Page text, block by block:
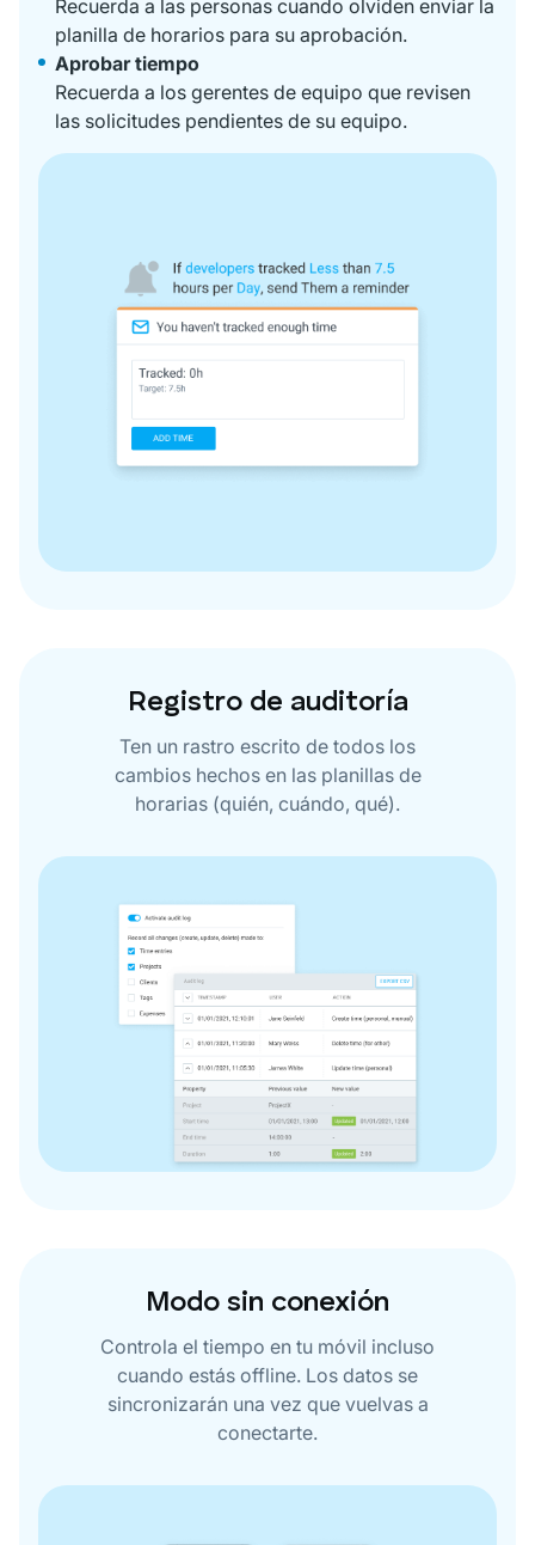
Recuerda a las personas cuando olviden enviar la
planilla de horarios para su aprobación.
Aprobar tiempo
Recuerda a los gerentes de equipo que revisen
las solicitudes pendientes de su equipo.
Registro de auditoría
Ten un rastro escrito de todos los
cambios hechos en las planillas de
horarias (quién, cuándo, qué).
Modo sin conexión
Controla el tiempo en tu móvil incluso
cuando estás offline. Los datos se
sincronizarán una vez que vuelvas a
conectarte.